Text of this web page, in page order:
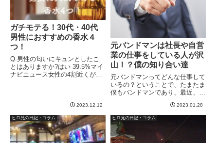
ガチモテる！30代・40代
男性におすすめの香水４
つ！
Q.男性の匂いにキュンとしたこ
とはありますか?はい 39.5%マイ
ナビニュース女性の4割近くが、
えば私の友達のＭクン（２１歳）
2023.12.12
元バンドマンは社長や自営
業の仕事をしている人が沢
山！？僕の知り合い達
元バンドマンってどんな仕事して
いるの？ということで、たまたま
僕もバンドマンであり、最近、自
ドマンです。とか、メジャー経験
のある方々達との出会いが増えて
いて、そうした方々って、社長さ
んや自営業というパターンが多
い...
2023.01.28
ヒロ兄の日記・コラム ヒロ兄の日記・コラム